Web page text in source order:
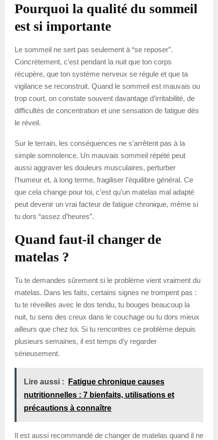
Pourquoi la qualité du sommeil
est si importante
Le sommeil ne sert pas seulement à “se reposer”.
Concrètement, c’est pendant la nuit que ton corps
récupère, que ton système nerveux se régule et que ta
vigilance se reconstruit. Quand le sommeil est mauvais ou
trop court, on constate souvent davantage d’irritabilité, de
difficultés de concentration et une sensation de fatigue dès
le réveil.
Sur le terrain, les conséquences ne s’arrêtent pas à la
simple somnolence. Un mauvais sommeil répété peut
aussi aggraver les douleurs musculaires, perturber
l’humeur et, à long terme, fragiliser l’équilibre général. Ce
que cela change pour toi, c’est qu’un matelas mal adapté
peut devenir un vrai facteur de fatigue chronique, même si
tu dors “assez d’heures”.
Quand faut-il changer de
matelas ?
Tu te demandes sûrement si le problème vient vraiment du
matelas. Dans les faits, certains signes ne trompent pas :
tu te réveilles avec le dos tendu, tu bouges beaucoup la
nuit, tu sens des creux dans le couchage ou tu dors mieux
ailleurs que chez toi. Si tu rencontres ce problème depuis
plusieurs semaines, il est temps d’y regarder
sérieusement.
Lire aussi :
Fatigue chronique causes
nutritionnelles : 7 bienfaits, utilisations et
précautions à connaître
Il est aussi recommandé de changer de matelas quand il ne